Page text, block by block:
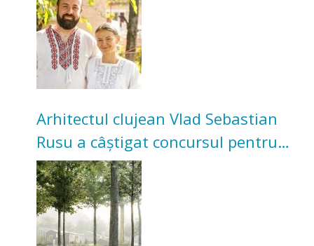
bunicilor
Arhitectul clujean Vlad Sebastian
Rusu a câștigat concursul pentru
transformarea Grădinii Casei
Universitarilor